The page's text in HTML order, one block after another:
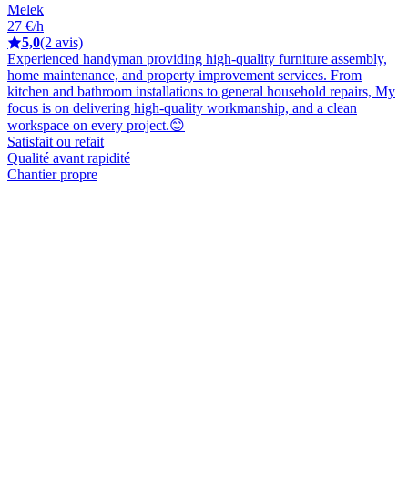
Melek
27 €/h
5,0(2 avis)
Experienced handyman providing high-quality furniture assembly,
home maintenance, and property improvement services. From
kitchen and bathroom installations to general household repairs, My
focus is on delivering high-quality workmanship, and a clean
workspace on every project.😊
Satisfait ou refait
Qualité avant rapidité
Chantier propre